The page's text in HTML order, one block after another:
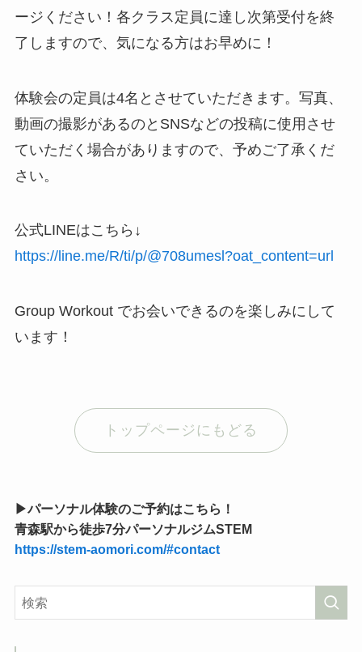
ージください！各クラス定員に達し次第受付を終
了しますので、気になる方はお早めに！
体験会の定員は4名とさせていただきます。写真、
動画の撮影があるのとSNSなどの投稿に使用させ
ていただく場合がありますので、予めご了承くだ
さい。
公式LINEはこちら↓
https://line.me/R/ti/p/@708umesl?oat_content=url
Group Workout でお会いできるのを楽しみにして
います！
トップページにもどる
▶︎パーソナル体験のご予約はこちら！
青森駅から徒歩7分パーソナルジムSTEM
https://stem-aomori.com/#contact